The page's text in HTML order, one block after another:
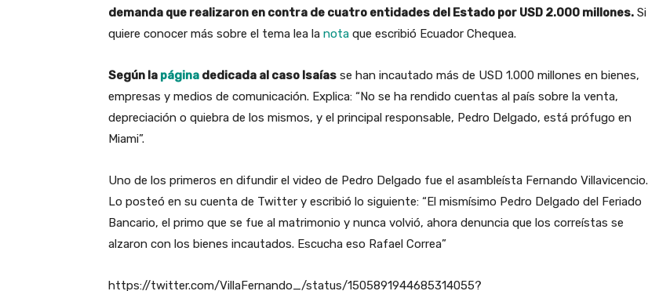
demanda que realizaron en contra de cuatro entidades del Estado por USD 2.000 millones. Si
quiere conocer más sobre el tema lea la nota que escribió Ecuador Chequea.
Según la página dedicada al caso Isaías se han incautado más de USD 1.000 millones en bienes,
empresas y medios de comunicación. Explica: “No se ha rendido cuentas al país sobre la venta,
depreciación o quiebra de los mismos, y el principal responsable, Pedro Delgado, está prófugo en
Miami”.
Uno de los primeros en difundir el video de Pedro Delgado fue el asambleísta Fernando Villavicencio.
Lo posteó en su cuenta de Twitter y escribió lo siguiente: “El mismísimo Pedro Delgado del Feriado
Bancario, el primo que se fue al matrimonio y nunca volvió, ahora denuncia que los correístas se
alzaron con los bienes incautados. Escucha eso Rafael Correa”
https://twitter.com/VillaFernando_/status/1505891944685314055?